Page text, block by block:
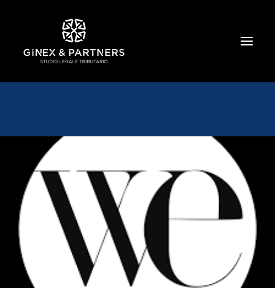
CHI SIAMO
TRIBUTARIO E PENALE TRIBUTARIO
GESTIONE E PROTEZIONE DEL PATRIMONIO
SOCIETARIO E CONTRATTUALISTICA
COMMERCIO INTERNAZIONALE
BANCARIO E FINANZIARIO
NEWS ED EVENTI
CONTATTI